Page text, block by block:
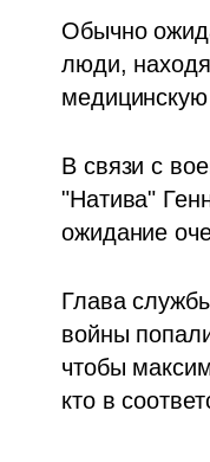
Обычно
люди,
медицинскую
В связи с
"Натива"
ожидание
Глава
войны
чтобы
кто в